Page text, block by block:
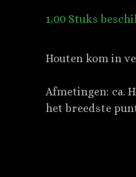
1,00 Stuks
Houten kom in
Afmetingen: ca.
het breedste